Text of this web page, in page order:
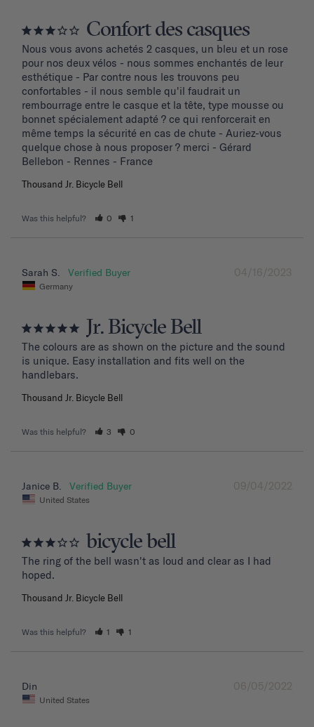
Confort des casques
Nous vous avons achetés 2 casques, un bleu et un rose
pour nos deux vélos - nous sommes enchantés de leur
esthétique - Par contre nous les trouvons peu
confortables - il nous semble qu'il faudrait un
rembourrage entre le casque et la tête, type mousse ou
bonnet spécialement adapté ? ce qui renforcerait en
même temps la sécurité en cas de chute - Auriez-vous
quelque chose à nous proposer ? merci - Gérard
Bellebon - Rennes - France
Thousand Jr. Bicycle Bell
Was this helpful? 0 1
04/16/2023
Sarah S.
Germany
Jr. Bicycle Bell
The colours are as shown on the picture and the sound
is unique. Easy installation and fits well on the
handlebars.
Thousand Jr. Bicycle Bell
Was this helpful? 3 0
09/04/2022
Janice B.
United States
bicycle bell
The ring of the bell wasn't as loud and clear as I had
hoped.
Thousand Jr. Bicycle Bell
Was this helpful? 1 1
06/05/2022
Din
United States